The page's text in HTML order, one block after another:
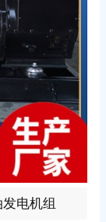
23TAG2
电机组